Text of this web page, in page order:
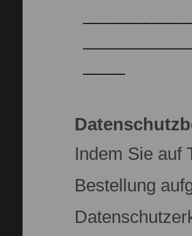
Indem Sie auf
Bestellung